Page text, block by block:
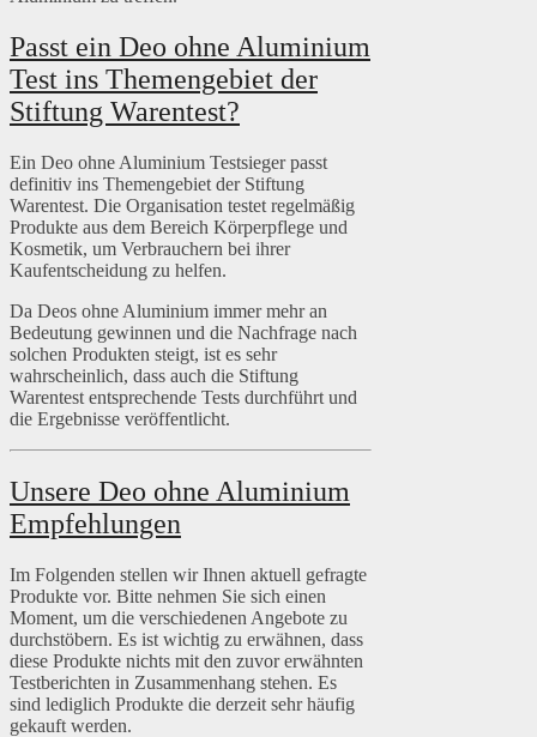
Passt ein Deo ohne Aluminium
Test ins Themengebiet der
Stiftung Warentest?
Ein Deo ohne Aluminium Testsieger passt
definitiv ins Themengebiet der Stiftung
Warentest. Die Organisation testet regelmäßig
Produkte aus dem Bereich Körperpflege und
Kosmetik, um Verbrauchern bei ihrer
Kaufentscheidung zu helfen.
Da Deos ohne Aluminium immer mehr an
Bedeutung gewinnen und die Nachfrage nach
solchen Produkten steigt, ist es sehr
wahrscheinlich, dass auch die Stiftung
Warentest entsprechende Tests durchführt und
die Ergebnisse veröffentlicht.
Unsere Deo ohne Aluminium
Empfehlungen
Im Folgenden stellen wir Ihnen aktuell gefragte
Produkte vor. Bitte nehmen Sie sich einen
Moment, um die verschiedenen Angebote zu
durchstöbern. Es ist wichtig zu erwähnen, dass
diese Produkte nichts mit den zuvor erwähnten
Testberichten in Zusammenhang stehen. Es
sind lediglich Produkte die derzeit sehr häufig
gekauft werden.